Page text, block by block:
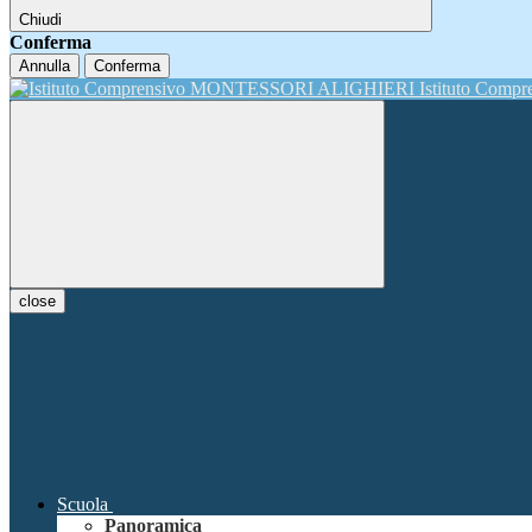
Chiudi
Conferma
Annulla Conferma
Istituto
close
Scuola
Panoramica